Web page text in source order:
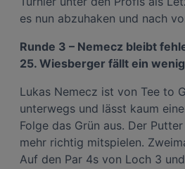
es nun abzuhaken und nach
Runde 3 – Nemecz bleibt
25. Wiesberger fällt ein
Lukas Nemecz ist von Tee to
unterwegs und lässt kaum
Folge das Grün aus. Der
mehr richtig mitspielen.
Auf den Par 4s von Loch 3